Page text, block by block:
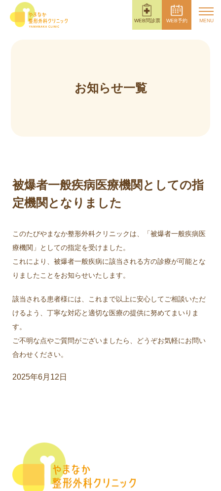
WEB問診票 WEB予約
お知らせ一覧
被爆者一般疾病医療機関としての指
定機関となりました
このたびやまなか整形外科クリニックは、「被爆者一般疾病医
療機関」としての指定を受けました。
これにより、被爆者一般疾病に該当される方の診療が可能とな
りましたことをお知らせいたします。
該当される患者様には、これまで以上に安心してご相談いただ
けるよう、丁寧な対応と適切な医療の提供に努めてまいりま
す。
ご不明な点やご質問がございましたら、どうぞお気軽にお問い
合わせください。
2025年6月12日